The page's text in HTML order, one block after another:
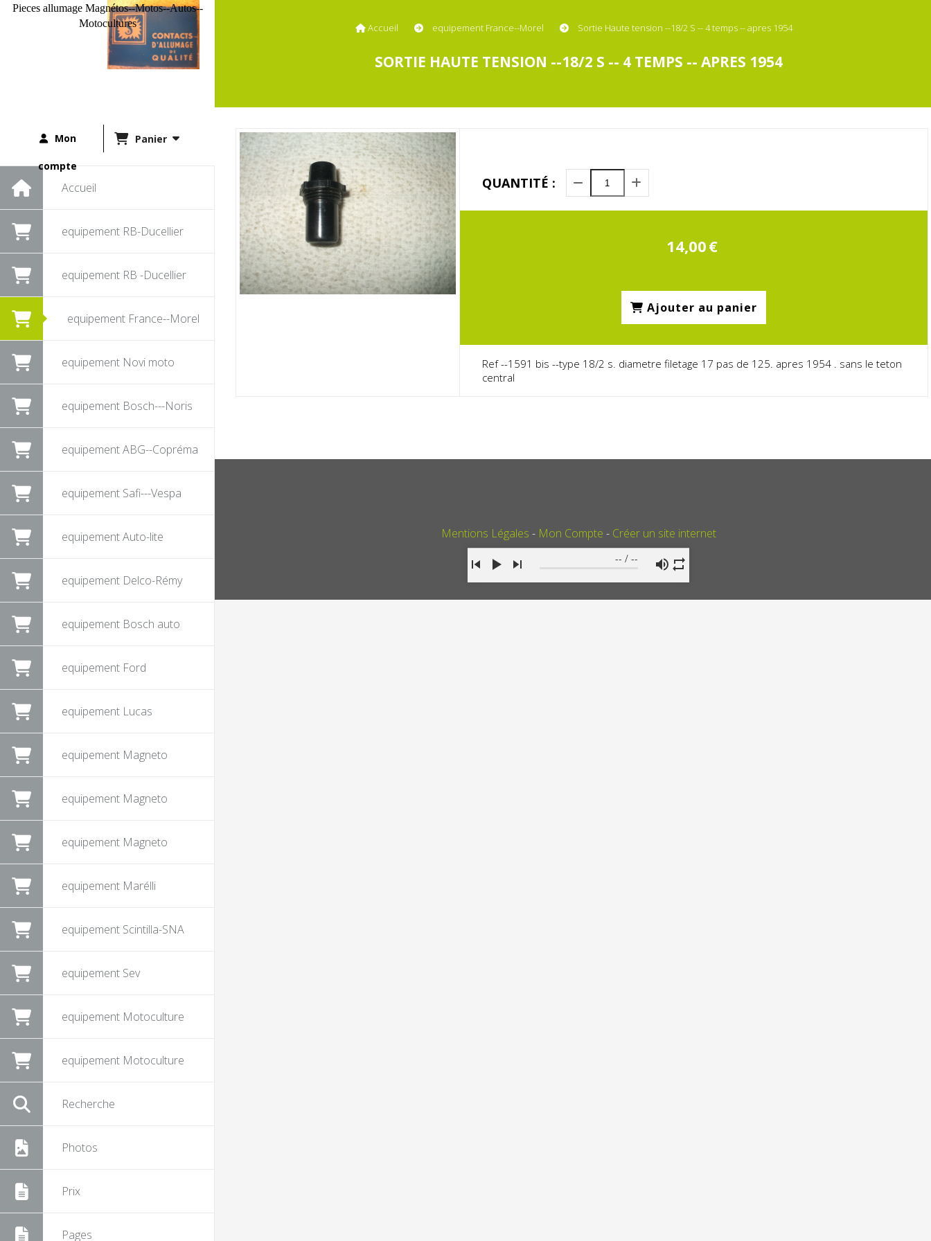
Pieces allumage Magnétos--Motos--Autos--
Motocultures
Mon
compte
Panier
Accueil
equipement RB-Ducellier
equipement RB -Ducellier
equipement France--Morel
equipement Novi moto
equipement Bosch---Noris
equipement ABG--Copréma
equipement Safi---Vespa
equipement Auto-lite
equipement Delco-Rémy
equipement Bosch auto
equipement Ford
equipement Lucas
equipement Magneto
equipement Magneto
equipement Magneto
equipement Marélli
equipement Scintilla-SNA
equipement Sev
equipement Motoculture
equipement Motoculture
Recherche
Photos
Prix
Pages
Accueil equipement France--Morel Sortie Haute tension --18/2 S -- 4 temps -- apres 1954
SORTIE HAUTE TENSION --18/2 S -- 4 TEMPS -- APRES 1954
14,00€
QUANTITÉ :
Ajouter au panier
Ref --1591 bis --type 18/2 s. diametre filetage 17 pas de 125. apres 1954 . sans le teton
central
Mentions Légales Mon Compte Créer un site internet
-- / --